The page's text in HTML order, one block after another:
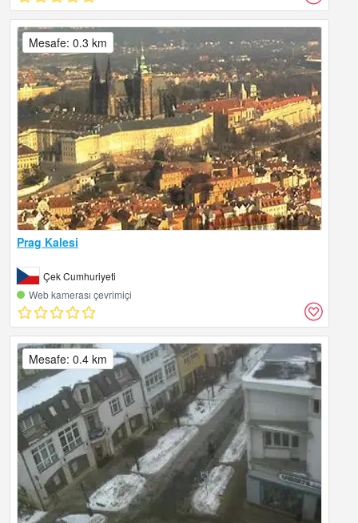
Prag Kalesi
Çek Cumhuriyeti
Web kamerası çevrimiçi
Mesafe: 0.3 km
Mesafe: 0.4 km